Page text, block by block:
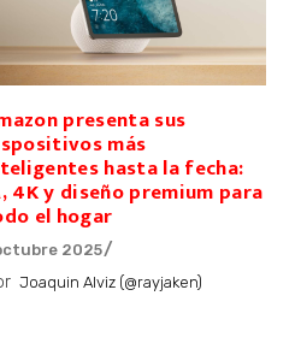
presenta sus
más
hasta la fecha:
4K y diseño premium para
el hogar
2025
Joaquin Alviz (@rayjaken)